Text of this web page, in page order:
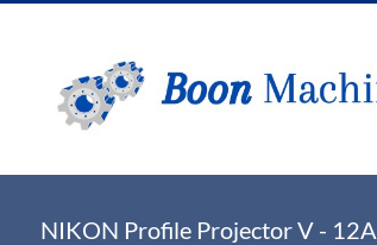
NIKON Profile Projector V - 12A